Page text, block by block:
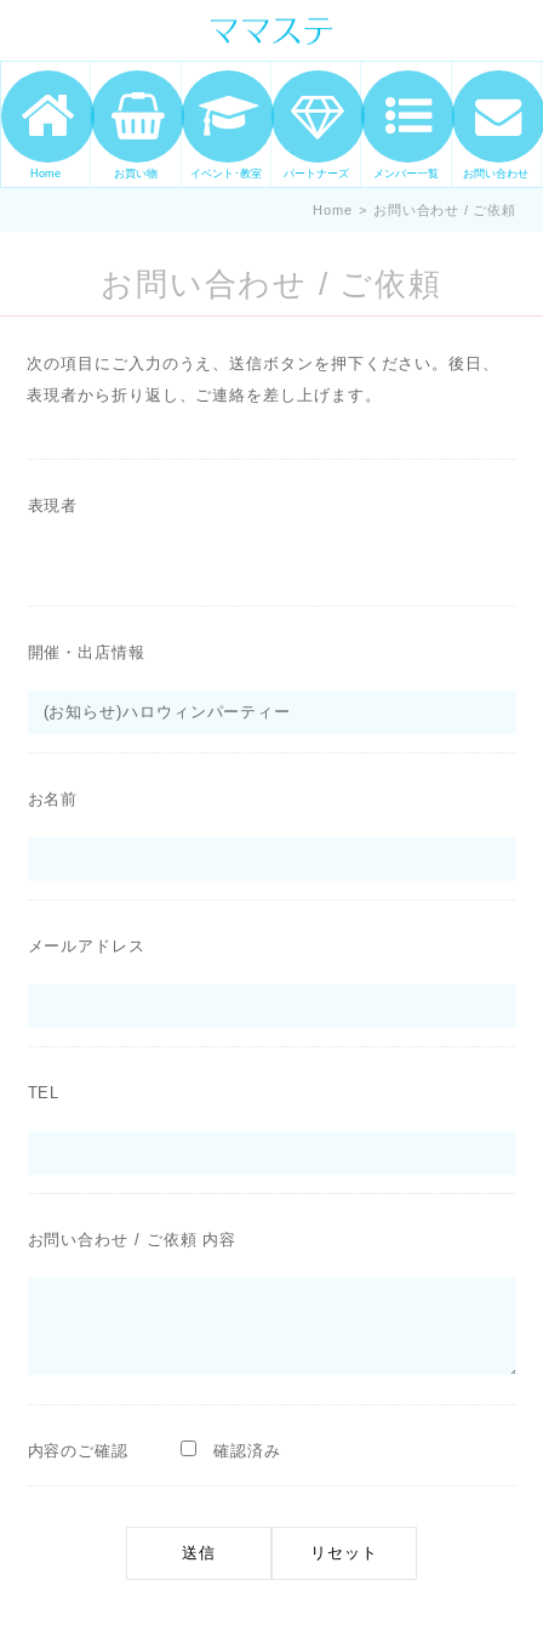
ママの才能発信します。 手づくり
表現ステージ ママステ スキル・セ
ンスを表現したいママが集まって
ます。
Home お買い物 イベント･教室 パートナーズ メンバー一覧 お問い合わせ
Home > お問い合わせ / ご依頼
お問い合わせ / ご依頼
次の項目にご入力のうえ、送信ボタンを押下ください。後日、
表現者から折り返し、ご連絡を差し上げます。
表現者
開催・出店情報
お名前
メールアドレス
TEL
お問い合わせ / ご依頼 内容
内容のご確認 確認済み